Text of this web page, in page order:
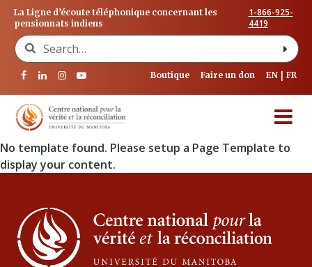
La Ligne d’écoute téléphonique concernant les
pensionnats indiens
1-866-925-
4419
Search for:
Boutique Faire un don EN FR
No template found. Please setup a Page Template to
display your content.